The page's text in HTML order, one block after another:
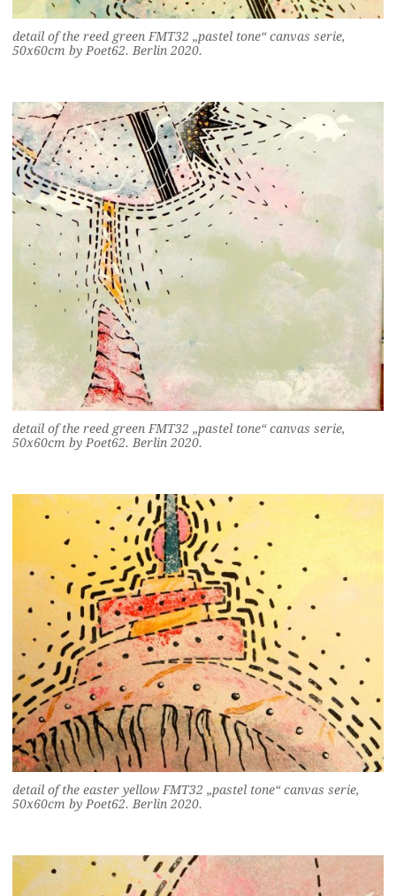
detail of the reed green FMT32 „pastel tone“ canvas serie,
50x60cm by Poet62. Berlin 2020.
detail of the reed green FMT32 „pastel tone“ canvas serie,
50x60cm by Poet62. Berlin 2020.
detail of the easter yellow FMT32 „pastel tone“ canvas serie,
50x60cm by Poet62. Berlin 2020.